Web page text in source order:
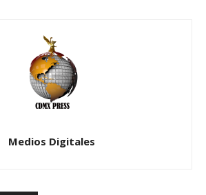
Medios Digitales